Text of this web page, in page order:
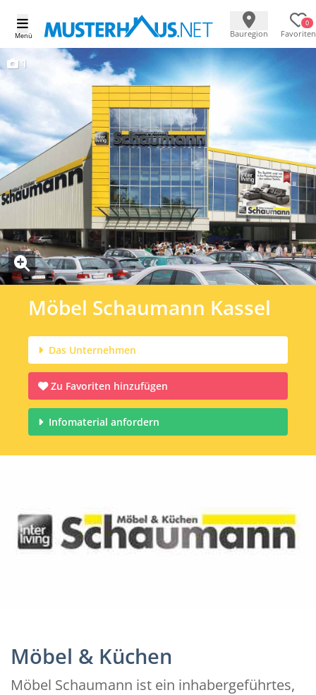
Menü Bauregion
0
Favoriten
1
Möbel Schaumann Kassel
Das Unternehmen
Zu Favoriten hinzufügen
Infomaterial anfordern
Möbel & Küchen
Möbel Schaumann ist ein inhabergeführtes,